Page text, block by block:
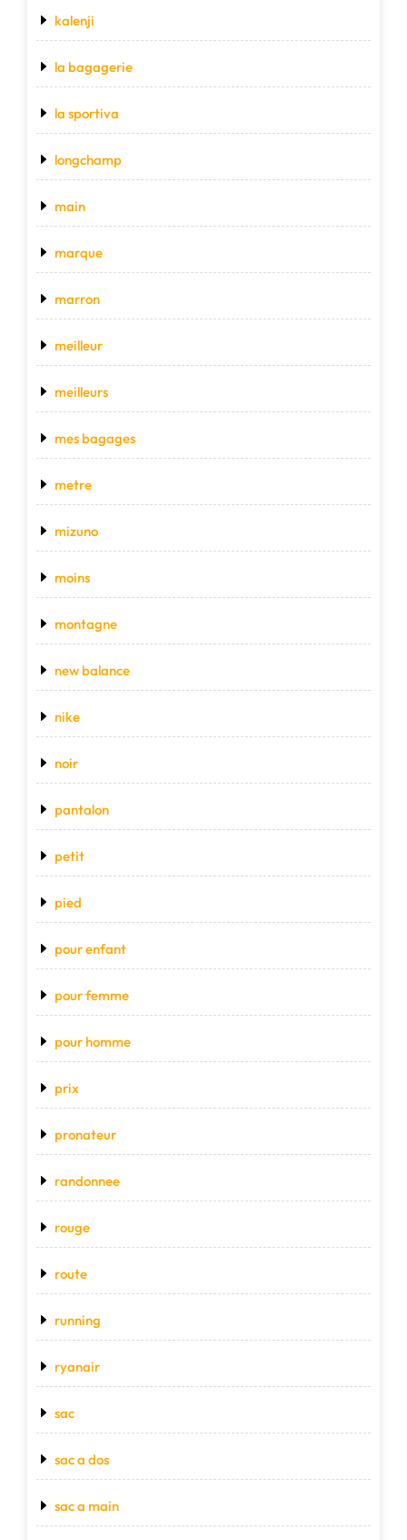
kalenji
la bagagerie
la sportiva
longchamp
main
marque
marron
meilleur
meilleurs
mes bagages
metre
mizuno
moins
montagne
new balance
nike
noir
pantalon
petit
pied
pour enfant
pour femme
pour homme
prix
pronateur
randonnee
rouge
route
running
ryanair
sac
sac a dos
sac a main